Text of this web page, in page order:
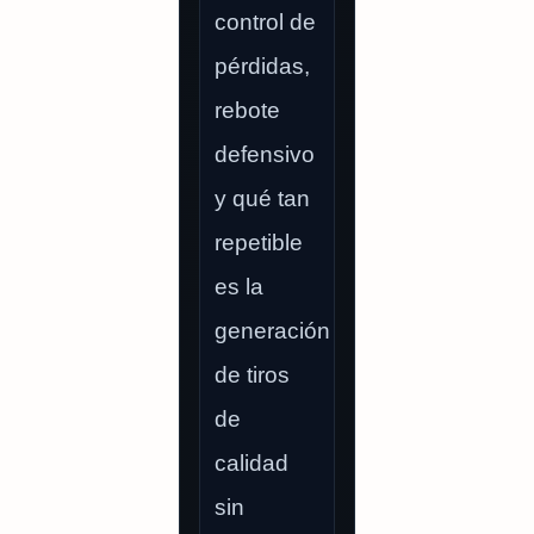
control de
pérdidas,
rebote
defensivo
y qué tan
repetible
es la
generación
de tiros
de
calidad
sin